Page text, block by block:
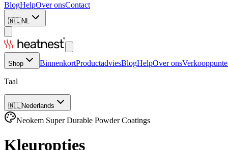
BlogHelpOver onsContact
🇳🇱NL
Shop BinnenkortProductadviesBlogHelpOver ons
Taal
🇳🇱Nederlands
Neokem Super Durable Powder Coatings
Kleuropties